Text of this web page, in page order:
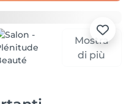
Mostra
di più